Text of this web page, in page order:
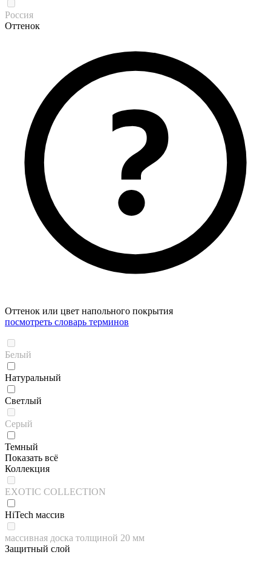
Россия
Оттенок
Оттенок или цвет напольного покрытия
посмотреть словарь терминов
Белый
Натуральный
Светлый
Серый
Темный
Показать всё
Коллекция
EXOTIC COLLECTION
HiTech массив
массивная доска толщиной 20 мм
Защитный слой